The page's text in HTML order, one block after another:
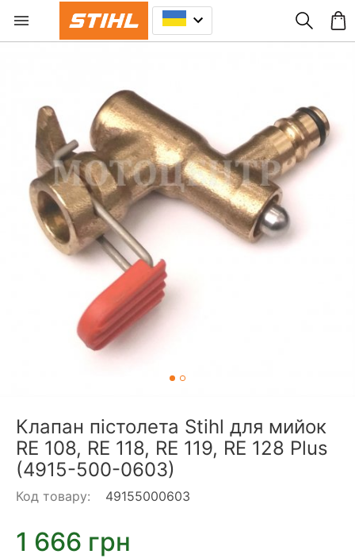
Клапан пістолета Stihl для мийок
RE 108, RE 118, RE 119, RE 128 Plus
(4915-500-0603)
Код товару: 49155000603
1 666 грн